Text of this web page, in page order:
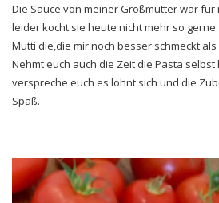
Die Sauce von meiner Großmutter war
leider kocht sie heute nicht mehr so
Mutti die,die mir noch besser schmeckt als
Nehmt euch auch die Zeit die Pasta
verspreche euch es lohnt sich und die
Spaß.